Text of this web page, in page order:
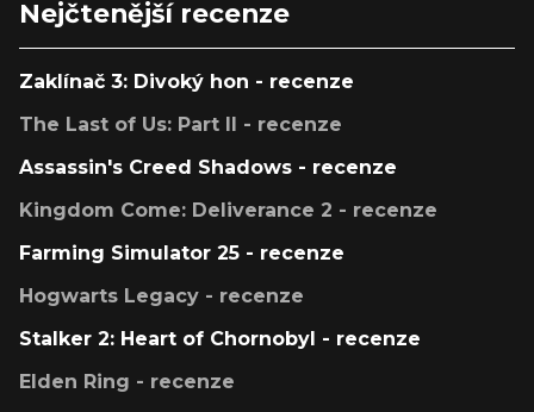
Nejčtenější recenze
Zaklínač 3: Divoký hon - recenze
The Last of Us: Part II - recenze
Assassin's Creed Shadows - recenze
Kingdom Come: Deliverance 2 - recenze
Farming Simulator 25 - recenze
Hogwarts Legacy - recenze
Stalker 2: Heart of Chornobyl - recenze
Elden Ring - recenze